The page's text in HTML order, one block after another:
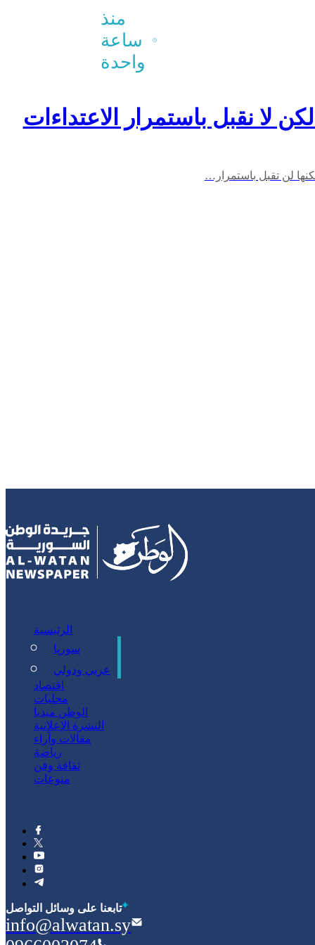
الأميركي
المنطقة
منذ
ساعة
واحدة
لا نقبل باستمرار الاعتداءات
الرئيسية
سياسة
سوريا
عربي ودولي
اقتصاد
محليات
الوطن ميديا
النشرة الإعلانية
مقالات وآراء
رياضة
ثقافة وفن
منوعات
‫تابعنا على وسائل التواصل
info@alwatan.sy